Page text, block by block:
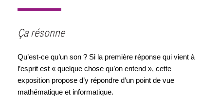
Ça résonne
Qu’est-ce qu’un son ? Si la première réponse qui vient à
l’esprit est « quelque chose qu’on entend », cette
exposition propose d’y répondre d’un point de vue
mathématique et informatique.